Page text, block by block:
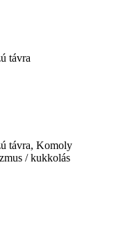
távra
távra, Komoly
/ kukkolás